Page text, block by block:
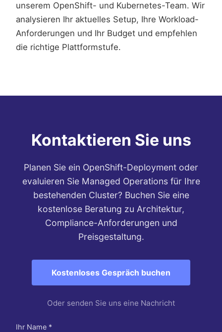
unserem OpenShift- und Kubernetes-Team. Wir
analysieren Ihr aktuelles Setup, Ihre Workload-
Anforderungen und Ihr Budget und empfehlen
die richtige Plattformstufe.
Kontaktieren Sie uns
Planen Sie ein OpenShift-Deployment oder
evaluieren Sie Managed Operations für Ihre
bestehenden Cluster? Buchen Sie eine
kostenlose Beratung zu Architektur,
Compliance-Anforderungen und
Preisgestaltung.
Kostenloses Gespräch buchen
Oder senden Sie uns eine Nachricht
Ihr Name *